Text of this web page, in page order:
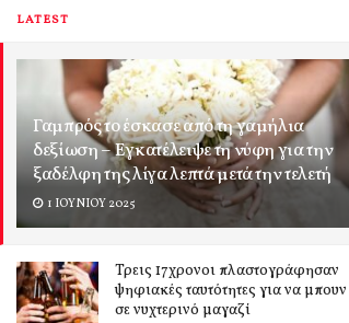
LATEST
Γαμπρός το έσκασε από τη γαμήλια
δεξίωση – Εγκατέλειψε τη νύφη για την
ξαδέλφη της λίγα λεπτά μετά την τελετή
1 ΙΟΥΝΊΟΥ 2025
Τρεις 17χρονοι πλαστογράφησαν
ψηφιακές ταυτότητες για να μπουν
σε νυχτερινό μαγαζί